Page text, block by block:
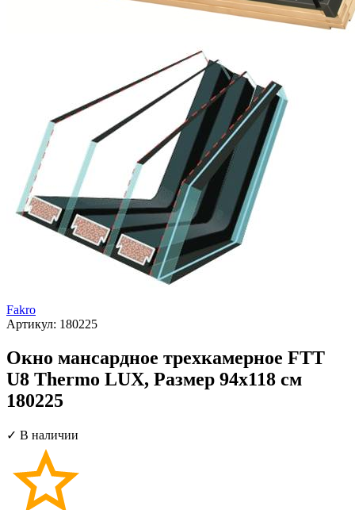
Fakro
Артикул: 180225
Окно мансардное трехкамерное FTT
U8 Thermo LUX, Размер 94х118 см
180225
✓ В наличии